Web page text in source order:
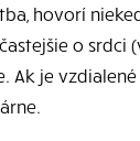
hovorí
o srdci
Ak je